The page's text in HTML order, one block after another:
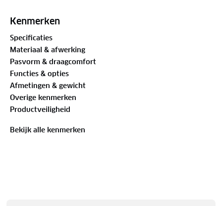
Kenmerken
Specificaties
Materiaal & afwerking
Pasvorm & draagcomfort
Functies & opties
Afmetingen & gewicht
Overige kenmerken
Productveiligheid
Bekijk alle kenmerken